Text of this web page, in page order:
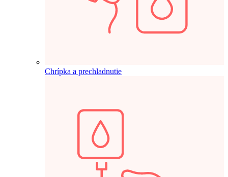
Chrípka a prechladnutie